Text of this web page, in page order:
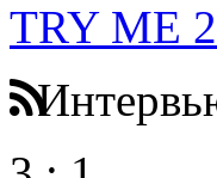
TRY ME